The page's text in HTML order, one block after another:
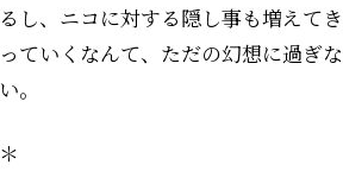
るし、ニコに対する隠し事も増えて
っていくなんて、ただの幻想に過ぎ
い。
＊